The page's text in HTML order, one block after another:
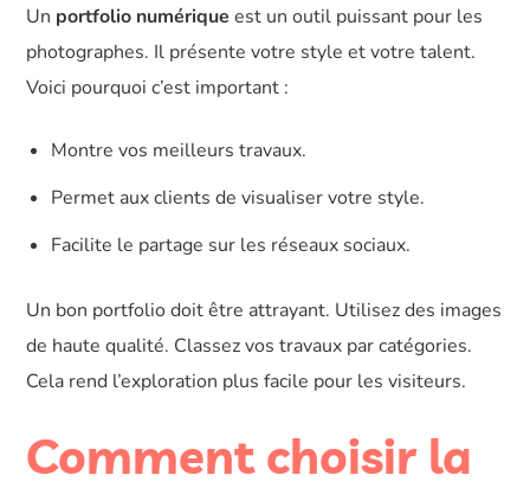
Un portfolio numérique est un outil puissant pour les
photographes. Il présente votre style et votre talent.
Voici pourquoi c’est important :
Montre vos meilleurs travaux.
Permet aux clients de visualiser votre style.
Facilite le partage sur les réseaux sociaux.
Un bon portfolio doit être attrayant. Utilisez des images
de haute qualité. Classez vos travaux par catégories.
Cela rend l’exploration plus facile pour les visiteurs.
Comment choisir la